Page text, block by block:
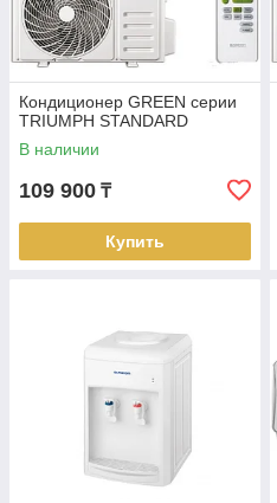
Кондиционер GREEN серии
TRIUMPH STANDARD
В наличии
109 900 ₸
Купить